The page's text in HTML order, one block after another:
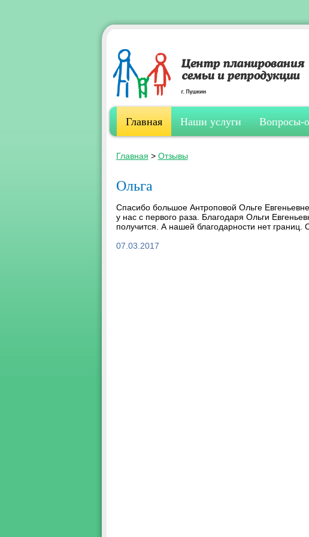
Главная Наши услуги Вопросы-
Главная > Отзывы
Ольга
Спасибо большое Антроповой Ольге
у нас с первого раза. Благодаря Ольги
получится. А нашей благодарности нет границ.
07.03.2017